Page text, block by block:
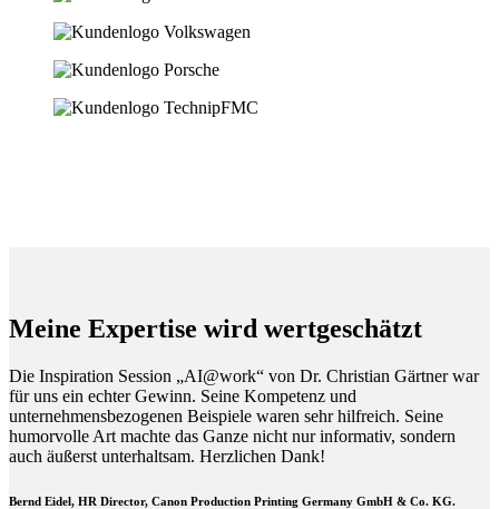
Meine Expertise wird wertgeschätzt
Die Inspiration Session „AI@work“ von Dr. Christian Gärtner war
für uns ein echter Gewinn. Seine Kompetenz und
unternehmensbezogenen Beispiele waren sehr hilfreich. Seine
humorvolle Art machte das Ganze nicht nur informativ, sondern
auch äußerst unterhaltsam. Herzlichen Dank!
Bernd Eidel, HR Director, Canon Production Printing Germany GmbH & Co. KG.